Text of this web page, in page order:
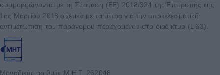
συμμορφώνονται με τη Σύσταση (ΕΕ) 2018/334 της Επιτροπής της
1ης Μαρτίου 2018 σχετικά με τα μέτρα για την αποτελεσματική
αντιμετώπιση του παράνομου περιεχομένου στο διαδίκτυο (L 63).
Μοναδικός αριθμός Μ.Η.Τ. 262048